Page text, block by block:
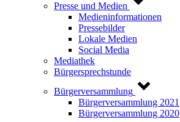
Presse und Medien
Medieninformationen
Pressebilder
Lokale Medien
Social Media
Mediathek
Bürgersprechstunde
Bürgerversammlung
Bürgerversammlung 2021
Bürgerversammlung 2020